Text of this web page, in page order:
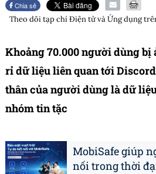
Chia sẻ
Theo dõi tạp chíĐiện tử và Ứng dụng
Khoảng 70.000 người dùng
rỉ dữ liệu liên quan tới
thân của người dùng là dữ
nhóm tin tặc
MobiSafe giúp
nối trong thời